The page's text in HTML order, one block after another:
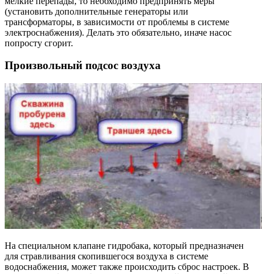
(установить дополнительные генераторы или
трансформаторы, в зависимости от проблемы в системе
электроснабжения). Делать это обязательно, иначе насос
попросту сгорит.
Произвольный подсос воздуха
На специальном клапане гидробака, который предназначен
для стравливания скопившегося воздуха в системе
водоснабжения, может также происходить сброс настроек. В